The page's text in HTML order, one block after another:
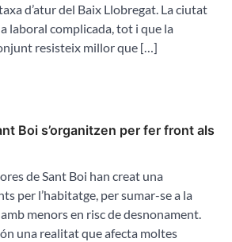
d’atur del Baix Llobregat. La ciutat
laboral complicada, tot i que la
resisteix millor que […]
Boi s’organitzen per fer front als
de Sant Boi han creat una
per l’habitatge, per sumar-se a la
menors en risc de desnonament.
una realitat que afecta moltes